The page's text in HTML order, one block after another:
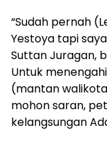
“Sudah pernah
Yestoya tapi
Suttan Juragan,
Untuk
(mantan
mohon saran,
kelangsungan